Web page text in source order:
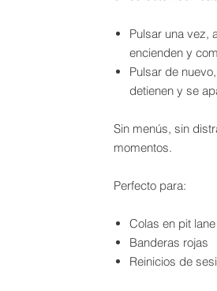
Pulsar una vez,
encienden y
Pulsar de
detienen y se
Sin menús, sin
momentos.
Perfecto para:
Colas en pit lane
Banderas rojas
Reinicios de